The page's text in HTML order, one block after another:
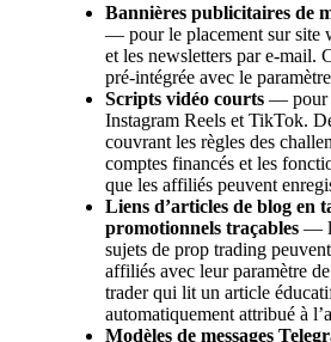
Bannières publicitaires de
— pour le placement sur site
et les newsletters par e-mail.
pré-intégrée avec le
Scripts vidéo courts — pour
Instagram Reels et TikTok.
couvrant les règles des
comptes financés et les
que les affiliés peuvent
Liens d’articles de blog en
promotionnels traçables —
sujets de prop trading
affiliés avec leur paramètre
trader qui lit un article
automatiquement attribué à
Modèles de messages